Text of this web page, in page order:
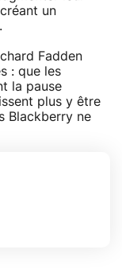
un
Fadden
: que les
la pause
plus y être
Blackberry ne